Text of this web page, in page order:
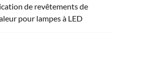
de revêtements de
pour lampes à LED